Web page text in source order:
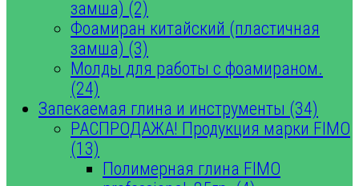
замша) (2)
Фоамиран китайский (пластичная
замша) (3)
Молды для работы с фоамираном.
(24)
Запекаемая глина и инструменты (34)
РАСПРОДАЖА! Продукция марки FIMO
(13)
Полимерная глина FIMO